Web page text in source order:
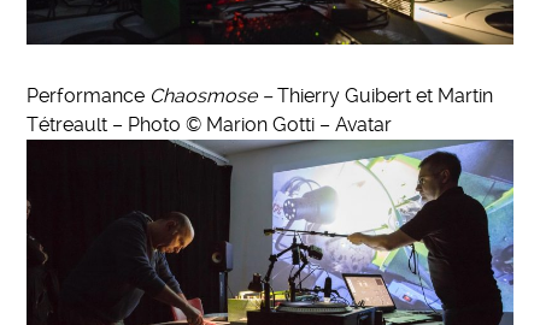
Performance Chaosmose –Thierry Guibert et Martin
Tétreault – Photo © Marion Gotti – Avatar